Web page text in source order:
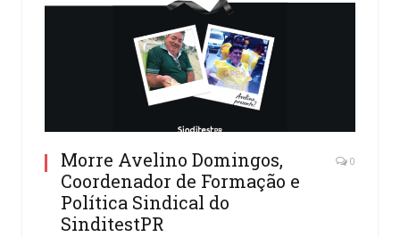
Morre Avelino Domingos,
Coordenador de Formação e
Política Sindical do
SinditestPR
0